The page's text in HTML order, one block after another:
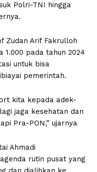
Polri-TNI hingga
Zudan Arif Fakrulloh
1.000 pada tahun 2024
untuk bisa
pemerintah.
kita kepada adek-
jaga kesehatan dan
Pra-PON,” ujarnya
Ahmadi
rutin pusat yang